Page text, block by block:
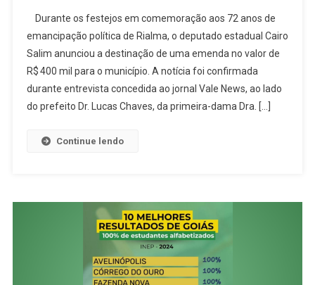
Lucas
Chaves
Celebra
Emenda
De
R$
Mil
Pelo
Deputado
Cairo
Durante os festejos em comemoração aos 72 anos de
emancipação política de Rialma, o deputado estadual Cairo
Salim anunciou a destinação de uma emenda no valor de
R$ 400 mil para o município. A notícia foi confirmada
durante entrevista concedida ao jornal Vale News, ao lado
do prefeito Dr. Lucas Chaves, da primeira-dama Dra. […]
Continue lendo